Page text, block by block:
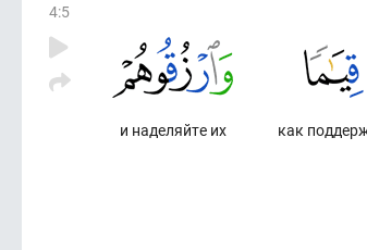
4:5
как
и наделяйте их